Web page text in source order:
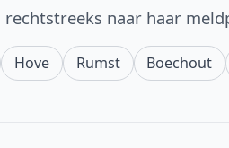
naar haar
Hove Rumst Boechout